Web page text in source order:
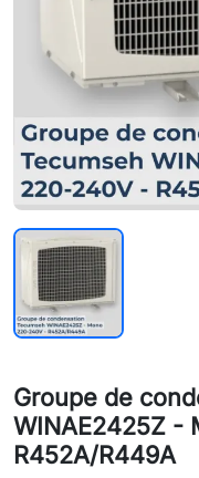
Groupe de
WINAE2425Z -
R452A/R449A